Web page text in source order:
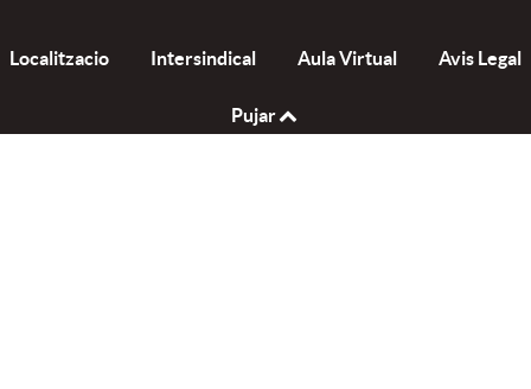
Localitzacio Intersindical Aula Virtual Avis Legal
Pujar